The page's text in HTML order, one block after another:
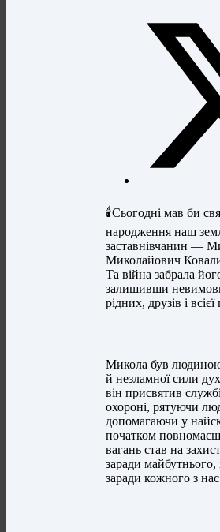
🕯️Сьогодні мав би
народження наш
заставнівчанин —
Миколайович
Та війна забрала
залишивши
рідних, друзів і
Микола був
й незламної сили
він присвятив
охороні, рятуючи
допомагаючи у
початком
вагань став на
заради майбутнього,
заради кожного з